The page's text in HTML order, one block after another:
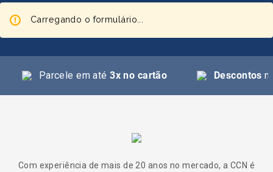
Carregando o formulário...
Parcele em até3x no cartão Descontos
Com experiência de mais de 20 anos no mercado, a CCN é